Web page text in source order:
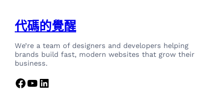
代碼的覺醒
We’re a team of designers and developers helping
brands build fast, modern websites that grow their
business.
Facebook YouTube LinkedIn